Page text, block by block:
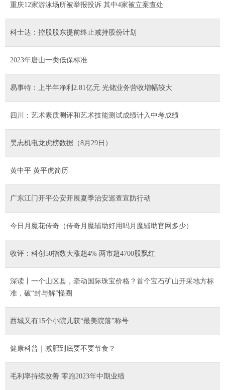
重庆12家游泳场所被举报投诉 其中4家被立案查处
科士达：控股股东提前终止减持股份计划
2023年唐山一类低保标准
易事特：上半年净利2.81亿元 光储业务营收增幅较大
四川：艺术素质测评和艺术技能测试成绩计入中考成绩
昊志机电龙虎榜数据（8月29日）
黄中平 黄平虎简历
广东江门开平公安开展夏季治安巡查宣防行动
今日月魔花传奇（传奇月魔辅助好用吗月魔辅助官网多少）
收评：科创50指数大涨超4% 两市超4700股飘红
深读丨一个山区县，牵动国际珠宝价格？首个宝石矿山开采地方标
准，破“封与解”怪圈
西城又有15个小院儿获“最美院落”称号
健康科普｜减肥到底要不要节食？
毛利率持续改善 零跑2023年中期业绩